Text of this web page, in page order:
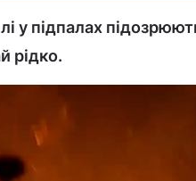
у підпалах
рідко.